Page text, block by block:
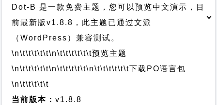
Dot-B 是一款免费主题，您可以预览中文演示，目
前最新版v1.8.8，此主题已通过文派
（WordPress）兼容测试。
\n\t\t\t\t\t\n\t\t\t\t\t\t预览主题
\n\t\t\t\t\t\n\t\t\t\t\t\n\t\t\t\t\t\t下载PO语言包
\n\t\t\t\t\t
当前版本：v1.8.8